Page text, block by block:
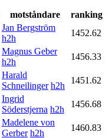
motståndare
ranking
Jan Bergström
h2h
1452.62
Magnus Geber
h2h
1456.33
Harald
Schneilinger h2h
1451.62
Ingrid
Söderstjerna h2h
1456.68
Madelene von
Gerber h2h
1460.83